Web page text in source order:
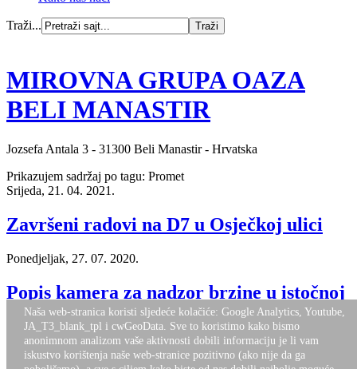
Traži...
MIROVNA GRUPA OAZA
BELI MANASTIR
Jozsefa Antala 3 - 31300 Beli Manastir - Hrvatska
Prikazujem sadržaj po tagu: Promet
Srijeda, 21. 04. 2021.
Završeni radovi na D7 u Osječkoj ulici
Ponedjeljak, 27. 07. 2020.
Popis kamera za nadzor brzine u istočnoj
Hrvatskoj
Nalazite se ovdje:Naslovnica Novosti
Desktop Version Top
Naša web-stranica koristi sljedeće kolačiće: Google Analytics, Youtube,
JA_T3_blank_tpl i cwGeoData. Sve to koristimo kako bismo
anonimnom analizom vaše aktivnosti dobili informaciju je li vam
iskustvo korištenja naše web-stranice pozitivno (ako nije da ga